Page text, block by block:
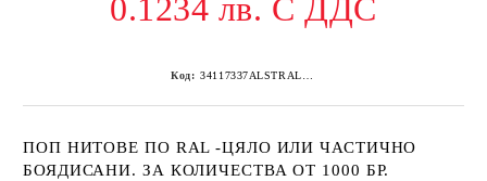
0.1234 лв. С ДДС
Код:
ПОП НИТОВЕ ПО RAL -ЦЯЛО ИЛИ ЧАСТИЧНО
БОЯДИСАНИ. ЗА КОЛИЧЕСТВА ОТ 1000 БР.